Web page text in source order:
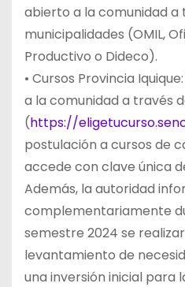
abierto a la comunidad a
municipalidades (OMIL,
Productivo o Dideco).
• Cursos Provincia
a la comunidad a través
(https://
postulación a cursos de
accede con clave única
Además, la autoridad
complementariamente
semestre 2024 se
levantamiento de
una inversión inicial para